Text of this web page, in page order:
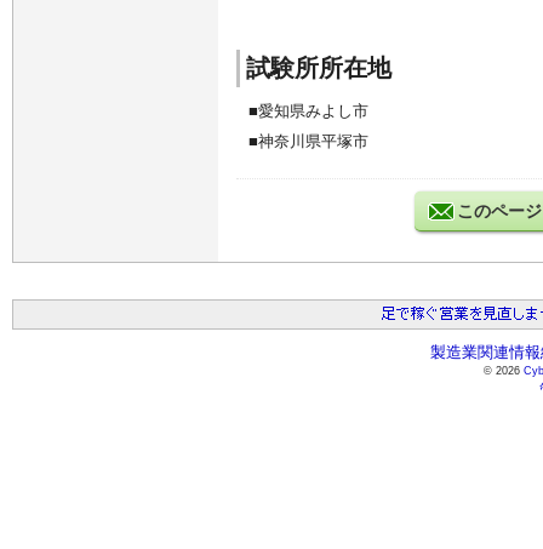
試験所所在地
愛知県みよし市
神奈川県平塚市
このペー
製造業関連情
© 2026